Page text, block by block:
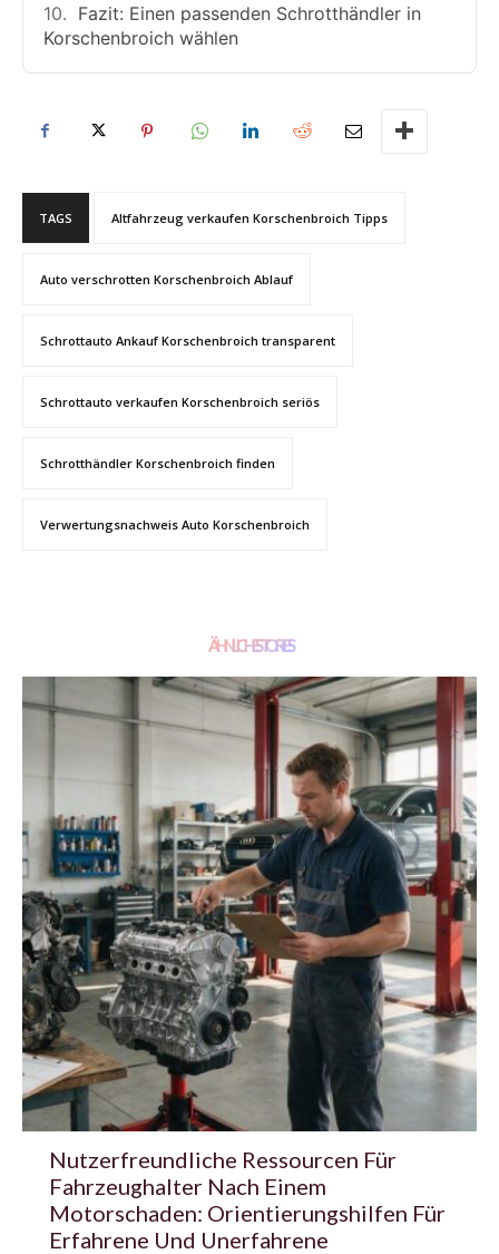
Fazit: Einen passenden Schrotthändler in
Korschenbroich wählen
TAGS Altfahrzeug verkaufen Korschenbroich Tipps
Auto verschrotten Korschenbroich Ablauf
Schrottauto Ankauf Korschenbroich transparent
Schrottauto verkaufen Korschenbroich seriös
Schrotthändler Korschenbroich finden
Verwertungsnachweis Auto Korschenbroich
ÄHNLICHE STORIES
Nutzerfreundliche Ressourcen Für
Fahrzeughalter Nach Einem
Motorschaden: Orientierungshilfen Für
Erfahrene Und Unerfahrene